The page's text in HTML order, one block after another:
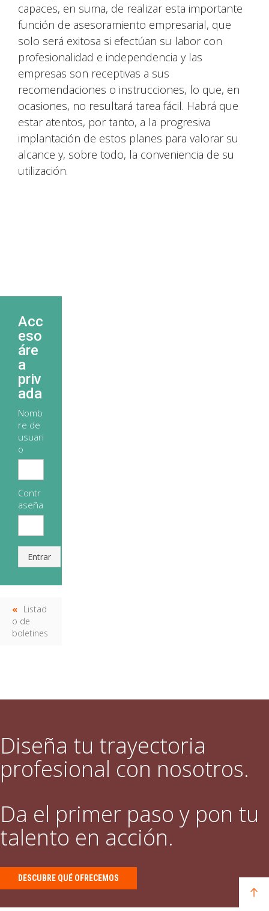
capaces, en suma, de realizar esta importante
función de asesoramiento empresarial, que
solo será exitosa si efectúan su labor con
profesionalidad e independencia y las
empresas son receptivas a sus
recomendaciones o instrucciones, lo que, en
ocasiones, no resultará tarea fácil. Habrá que
estar atentos, por tanto, a la progresiva
implantación de estos planes para valorar su
alcance y, sobre todo, la conveniencia de su
utilización.
Acc
eso
áre
a
priv
ada
Nomb
re de
usuari
o
Contr
aseña
Entrar
Listad
o de
boletines
Diseña tu trayectoria
profesional con nosotros.
Da el primer paso y pon tu
talento en acción.
DESCUBRE QUÉ OFRECEMOS